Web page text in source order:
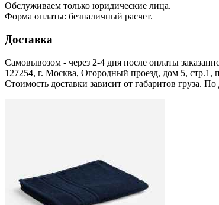
Обслуживаем только юридические лица.
Форма оплаты: безналичный расчет.
Доставка
Самовывозом - через 2-4 дня после оплаты
127254, г. Москва, Огородный проезд, дом 5, стр.1,
Стоимость доставки зависит от габаритов груза.